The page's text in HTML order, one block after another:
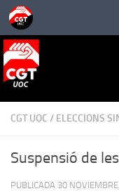
Saltar al contenido
CGT UOC / ELECCIONS
Suspensió de
PUBLICADA 30